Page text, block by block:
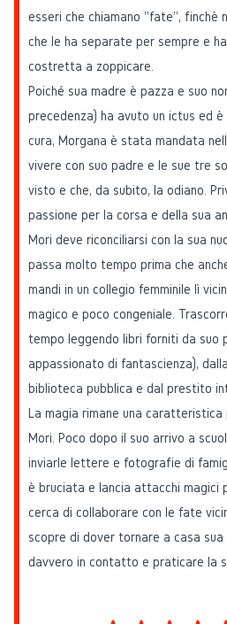
esseri che chiamano "fate", finchè
che le ha separate per sempre e
costretta a zoppicare.
Poiché sua madre è pazza e suo
precedenza) ha avuto un ictus ed
cura, Morgana è stata mandata
vivere con suo padre e le sue tre
visto e che, da subito, la odiano.
passione per la corsa e della sua
Mori deve riconciliarsi con la sua
passa molto tempo prima che
mandi in un collegio femminile lì
magico e poco congeniale.
tempo leggendo libri forniti da suo
appassionato di fantascienza),
biblioteca pubblica e dal prestito
La magia rimane una
Mori. Poco dopo il suo arrivo a
inviarle lettere e fotografie di
è bruciata e lancia attacchi magici
cerca di collaborare con le fate
scopre di dover tornare a casa
davvero in contatto e praticare la